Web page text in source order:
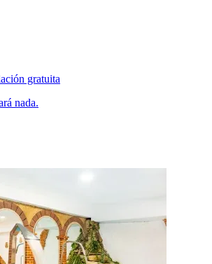
gratuita
nada.